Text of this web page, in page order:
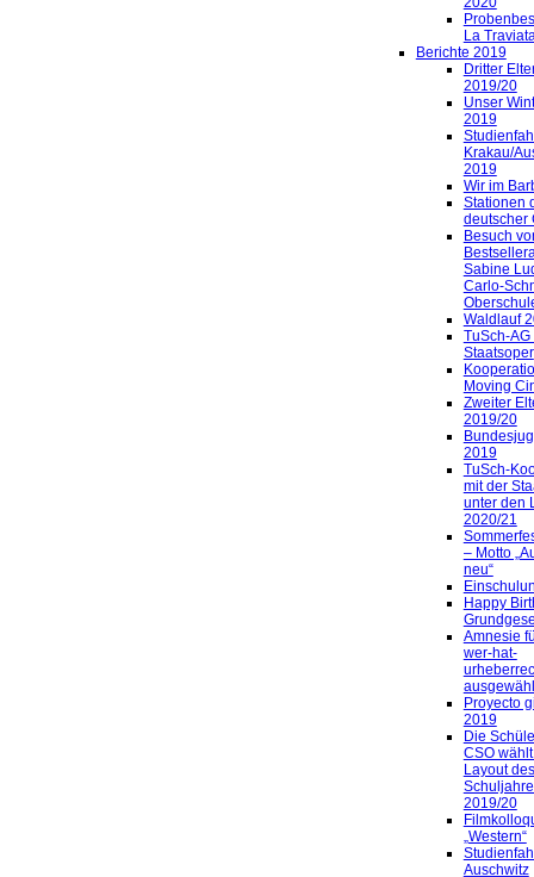
La
Berichte 2019
Dritter
2019/20
Unser
2019
Krakau/
2019
Wir im
Stationen
deutscher
Besuch
Sabine
Carlo-
Waldlauf
TuSch-AG
Staatsoper
Moving
Zweiter
2019/20
2019
TuSch-
mit der
unter den
2020/21
– Motto
neu“
Happy
Amnesie
wer-hat-
Proyecto
2019
Die
CSO
Layout des
2019/20
„Western“
Auschwitz